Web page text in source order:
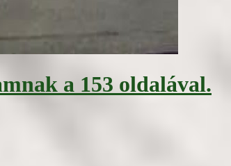
a 153 oldalával.